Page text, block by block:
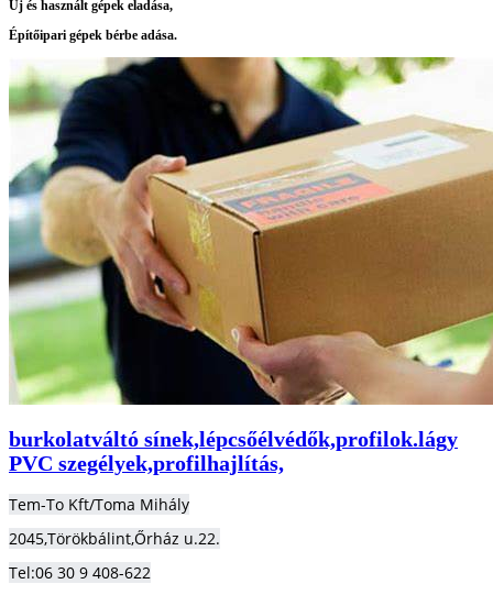
Új és használt gépek eladása,
Építőipari gépek bérbe adása.
burkolatváltó sínek,lépcsőélvédők,profilok.lágy
PVC szegélyek,profilhajlítás,
Tem-To Kft/Toma Mihály
2045,Törökbálint,Őrház u.22.
Tel:06 30 9 408-622